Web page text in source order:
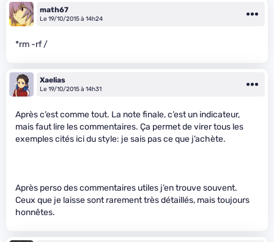
math67
Le 19/10/2015 à 14h24
*rm -rf /
Xaelias
Le 19/10/2015 à 14h31
Après c’est comme tout. La note finale, c’est un indicateur,
mais faut lire les commentaires. Ça permet de virer tous les
exemples cités ici du style: je sais pas ce que j’achète.
Après perso des commentaires utiles j’en trouve souvent.
Ceux que je laisse sont rarement très détaillés, mais toujours
honnêtes.